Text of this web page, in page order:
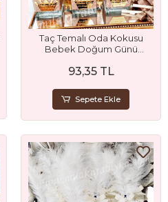
Taç Temalı Oda Kokusu
Bebek Doğum Günü
93,35 TL
Sepete Ekle